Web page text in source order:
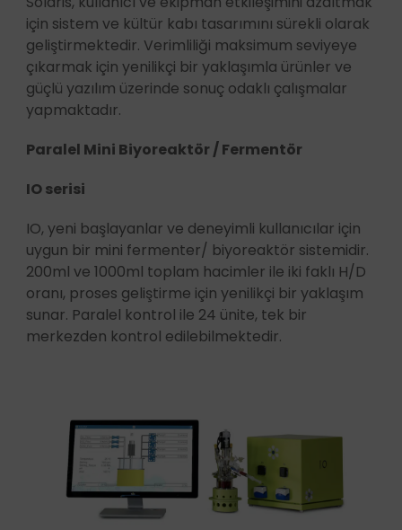
için sistem ve kültür kabı tasarımını sürekli olarak
geliştirmektedir. Verimliliği maksimum seviyeye
çıkarmak için yenilikçi bir yaklaşımla ürünler ve
güçlü yazılım üzerinde sonuç odaklı çalışmalar
yapmaktadır.
Paralel Mini Biyoreaktör / Fermentör
IO serisi
IO, yeni başlayanlar ve deneyimli kullanıcılar için
uygun bir mini fermenter/ biyoreaktör sistemidir.
200ml ve 1000ml toplam hacimler ile iki faklı H/D
oranı, proses geliştirme için yenilikçi bir yaklaşım
sunar. Paralel kontrol ile 24 ünite, tek bir
merkezden kontrol edilebilmektedir.